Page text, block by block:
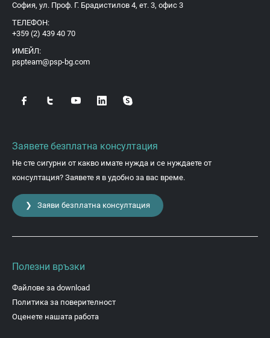
София, ул. Проф. Г. Брадистилов 4, ет. 3, офис 3
ТЕЛЕФОН:
+359 (2) 439 40 70
ИМЕЙЛ:
pspteam@psp-bg.com
Заявете безплатна консултация
Не сте сигурни от какво имате нужда и се нуждаете от
консултация? Заявете я в удобно за вас време.
❯ Заяви безплатна консултация
Полезни връзки
Файлове за download
Политика за поверителност
Оценете нашата работа